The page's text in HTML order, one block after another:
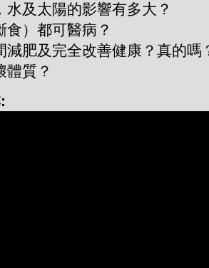
水及太陽的影響有多大？
食）都可醫病？
減肥及完全改善健康？真的嗎
體質？